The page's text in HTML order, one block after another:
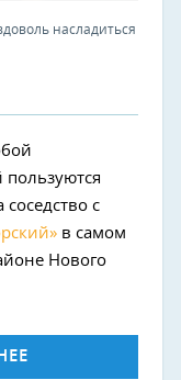
насладиться
пользуются
с
в самом
Нового